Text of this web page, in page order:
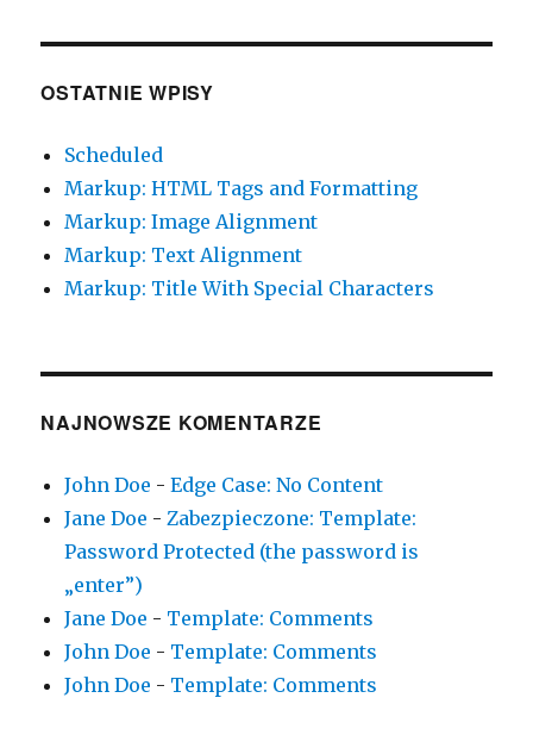
OSTATNIE WPISY
Scheduled
Markup: HTML Tags and Formatting
Markup: Image Alignment
Markup: Text Alignment
Markup: Title With Special Characters
NAJNOWSZE KOMENTARZE
John Doe -Edge Case: No Content
Jane Doe -Zabezpieczone: Template:
Password Protected (the password is
„enter”)
Jane Doe - Template: Comments
John Doe - Template: Comments
John Doe - Template: Comments